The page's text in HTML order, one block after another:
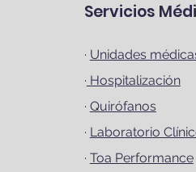
Servicios
· Unidades
· Hospitalización
· Quirófanos
· Laboratorio
· Toa Performance